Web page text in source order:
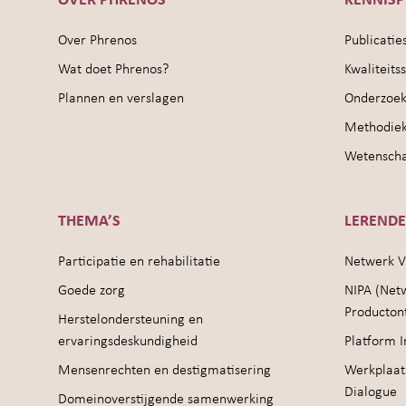
Over Phrenos
Wat doet Phrenos?
Plannen en verslagen
THEMA’S
Participatie en rehabilitatie
Goede zorg
Herstelondersteuning en
ervaringsdeskundigheid
Mensenrechten en destigmatisering
Domeinoverstijgende samenwerking
Netwerk
NIPA
Platform
Dialogue